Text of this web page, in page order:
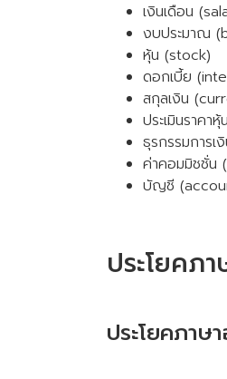
เงินเดือน
งบประมาณ
หุ้น (stock)
ดอกเบี้ย
สกุลเงิน
ประเมินราค
ธุรกรรมการ
ค่าคอมมิชชั่น
บัญชี
ประโยคภ
ประโยคภา